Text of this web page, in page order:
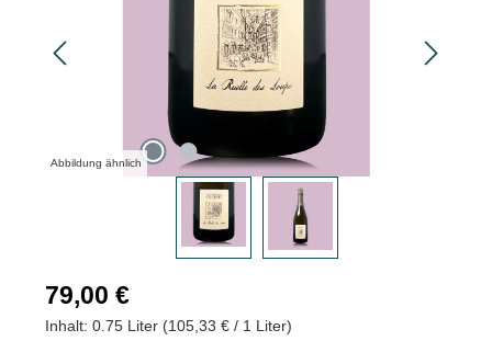
Abbildung ähnlich
Regulärer Preis:
79,00 €
Inhalt: 0.75 Liter (105,33 € / 1 Liter)